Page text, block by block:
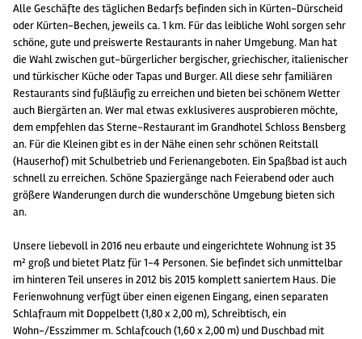
Alle Geschäfte des täglichen Bedarfs befinden sich in Kürten-Dürscheid
oder Kürten-Bechen, jeweils ca. 1 km. Für das leibliche Wohl sorgen sehr
schöne, gute und preiswerte Restaurants in naher Umgebung. Man hat
die Wahl zwischen gut-bürgerlicher bergischer, griechischer, italienischer
und türkischer Küche oder Tapas und Burger. All diese sehr familiären
Restaurants sind fußläufig zu erreichen und bieten bei schönem Wetter
auch Biergärten an. Wer mal etwas exklusiveres ausprobieren möchte,
dem empfehlen das Sterne-Restaurant im Grandhotel Schloss Bensberg
an. Für die Kleinen gibt es in der Nähe einen sehr schönen Reitstall
(Hauserhof) mit Schulbetrieb und Ferienangeboten. Ein Spaßbad ist auch
schnell zu erreichen. Schöne Spaziergänge nach Feierabend oder auch
größere Wanderungen durch die wunderschöne Umgebung bieten sich
an.
Unsere liebevoll in 2016 neu erbaute und eingerichtete Wohnung ist 35
m² groß und bietet Platz für 1-4 Personen. Sie befindet sich unmittelbar
im hinteren Teil unseres in 2012 bis 2015 komplett saniertem Haus. Die
Ferienwohnung verfügt über einen eigenen Eingang, einen separaten
Schlafraum mit Doppelbett (1,80 x 2,00 m), Schreibtisch, ein
Wohn-/Esszimmer m. Schlafcouch (1,60 x 2,00 m) und Duschbad mit